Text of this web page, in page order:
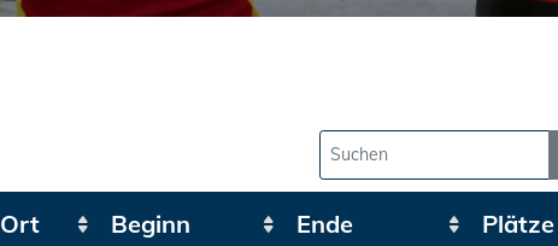
Ort Beginn Ende Plätze